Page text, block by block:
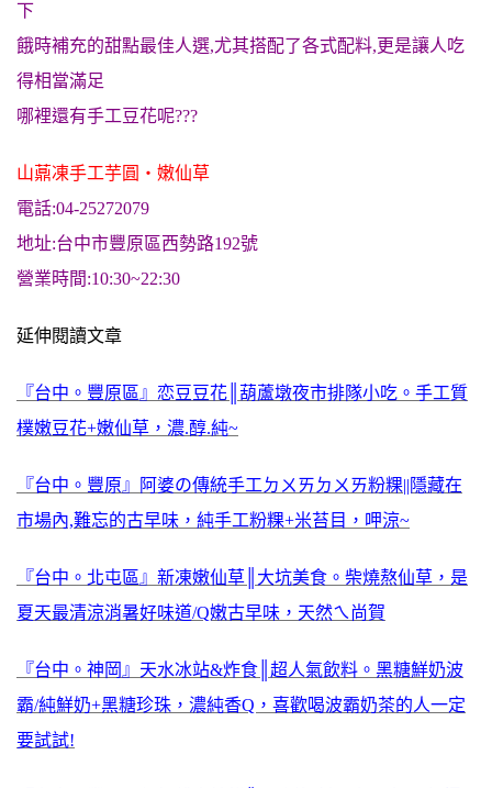
下
餓時補充的甜點最佳人選,尤其搭配了各式配料,更是讓人吃
得相當滿足
哪裡還有手工豆花呢???
山薡凍手工芋圓‧嫩仙草
電話:04-25272079
地址:台中市豐原區西勢路192號
營業時間:10:30~22:30
延伸閱讀文章
『台中。豐原區』恋豆豆花║葫蘆墩夜市排隊小吃。手工質
樸嫩豆花+嫩仙草，濃.醇.純~
『台中。豐原』阿婆の傳統手工ㄉㄨㄞㄉㄨㄞ粉粿||隱藏在
市場內,難忘的古早味，純手工粉粿+米苔目，呷涼~
『台中。北屯區』新凍嫩仙草║大坑美食。柴燒熬仙草，是
夏天最清涼消暑好味道/Q嫩古早味，天然ㄟ尚賀
『台中。神岡』天水冰站&炸食║超人氣飲料。黑糖鮮奶波
霸/純鮮奶+黑糖珍珠，濃純香Q，喜歡喝波霸奶茶的人一定
要試試!